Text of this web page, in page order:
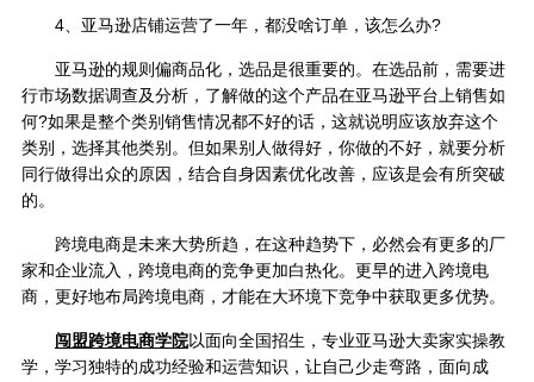
4、亚马逊店铺运营了一年，都没啥订单，该怎么办?
亚马逊的规则偏商品化，选品是很重要的。在选品前，需要进
行市场数据调查及分析，了解做的这个产品在亚马逊平台上销售如
何?如果是整个类别销售情况都不好的话，这就说明应该放弃这个
类别，选择其他类别。但如果别人做得好，你做的不好，就要分析
同行做得出众的原因，结合自身因素优化改善，应该是会有所突破
的。
跨境电商是未来大势所趋，在这种趋势下，必然会有更多的厂
家和企业流入，跨境电商的竞争更加白热化。更早的进入跨境电
商，更好地布局跨境电商，才能在大环境下竞争中获取更多优势。
闯盟跨境电商学院以面向全国招生，专业亚马逊大卖家实操教
学，学习独特的成功经验和运营知识，让自己少走弯路，面向成